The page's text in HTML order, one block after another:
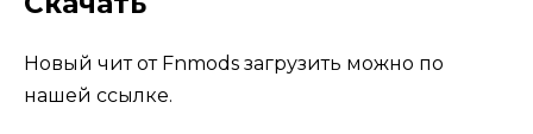
Новый чит от Fnmods загрузить можно по
нашей ссылке.